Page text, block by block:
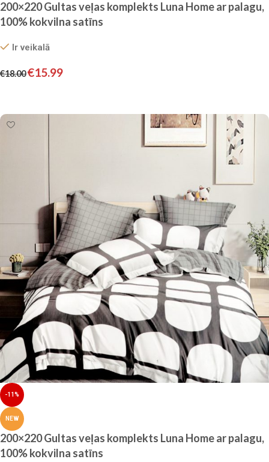
200×220 Gultas veļas komplekts Luna Home ar palagu,
100% kokvilna satīns
Ir veikalā
€18.00€15.99
-11%
NEW
200×220 Gultas veļas komplekts Luna Home ar palagu,
100% kokvilna satīns